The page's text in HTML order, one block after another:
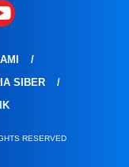
SIBER
RESERVED